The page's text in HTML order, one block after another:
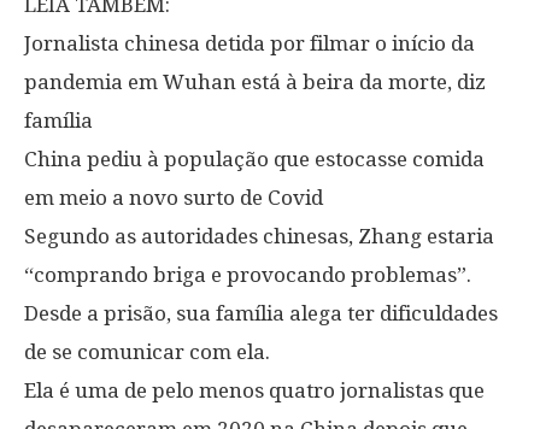
LEIA TAMBÉM:
Jornalista chinesa detida por filmar o início da
pandemia em Wuhan está à beira da morte, diz
família
China pediu à população que estocasse comida
em meio a novo surto de Covid
Segundo as autoridades chinesas, Zhang estaria
“comprando briga e provocando problemas”.
Desde a prisão, sua família alega ter dificuldades
de se comunicar com ela.
Ela é uma de pelo menos quatro jornalistas que